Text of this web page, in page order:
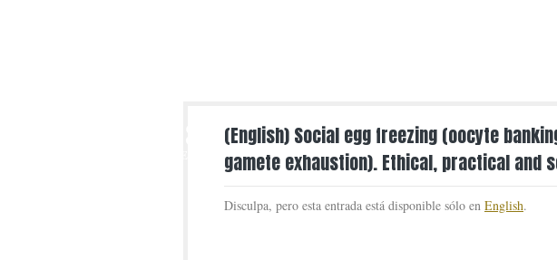
(English) Social egg freezing (oocyte
gamete exhaustion). Ethical, practical and
Disculpa, pero esta entrada está disponible sólo en English.